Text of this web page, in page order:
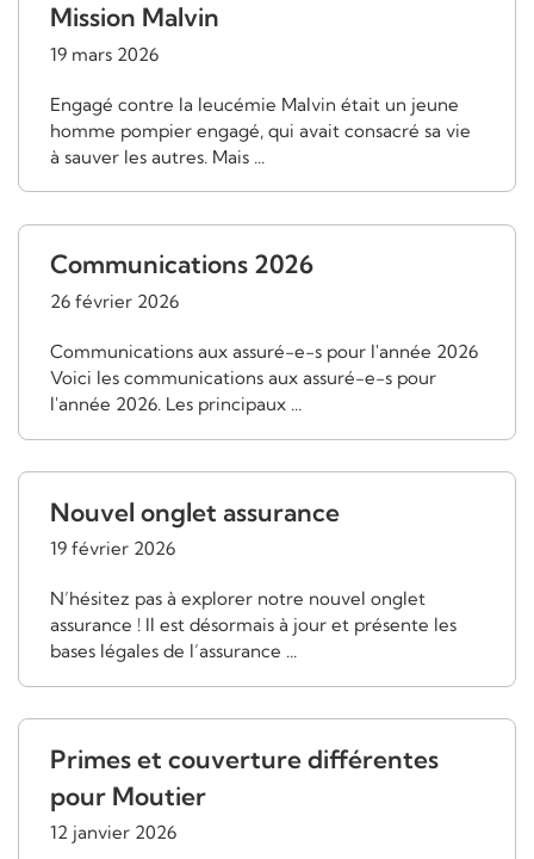
Mission Malvin
19 mars 2026
Engagé contre la leucémie Malvin était un jeune
homme pompier engagé, qui avait consacré sa vie
à sauver les autres. Mais ...
Communications 2026
26 février 2026
Communications aux assuré-e-s pour l'année 2026
Voici les communications aux assuré-e-s pour
l'année 2026. Les principaux ...
Nouvel onglet assurance
19 février 2026
N’hésitez pas à explorer notre nouvel onglet
assurance ! Il est désormais à jour et présente les
bases légales de l’assurance ...
Primes et couverture différentes
pour Moutier
12 janvier 2026